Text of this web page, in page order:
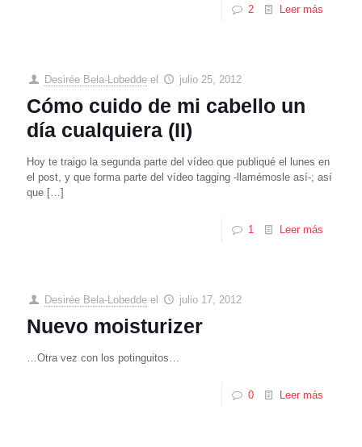
2 Leer más
Desirée Bela-Lobedde el julio 25, 2012
Cómo cuido de mi cabello un
día cualquiera (II)
Hoy te traigo la segunda parte del vídeo que publiqué el lunes en
el post, y que forma parte del vídeo tagging -llamémosle así-; así
que […]
1 Leer más
Desirée Bela-Lobedde el julio 17, 2012
Nuevo moisturizer
…Otra vez con los potinguitos…
0 Leer más